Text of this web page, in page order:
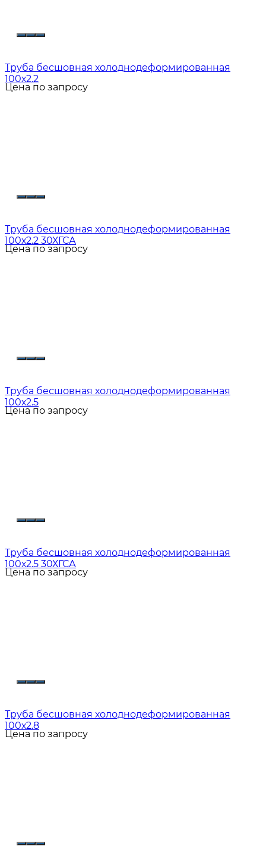
Труба бесшовная холоднодеформированная
100х2.2
Цена по запросу
Труба бесшовная холоднодеформированная
100х2.2 30ХГСА
Цена по запросу
Труба бесшовная холоднодеформированная
100х2.5
Цена по запросу
Труба бесшовная холоднодеформированная
100х2.5 30ХГСА
Цена по запросу
Труба бесшовная холоднодеформированная
100х2.8
Цена по запросу